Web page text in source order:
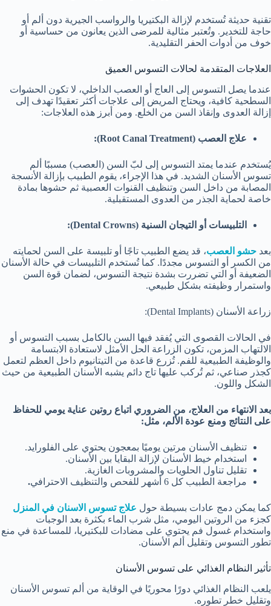
تقنية حديثة تُستخدم لإزالة البكتيريا والرواسب الجيرية دون ألم أو
حاجة للتخدير. وتُعتبر مثالية للمرضى الذين يعانون من حساسية أو
خوف من أدوات الحفر التقليدية.
العلاجات المتقدمة لحالات التسوس العميق
عندما يصل التسوس إلى العاج أو العصب الداخلي، لا تكون الحشوات
السطحية كافية، ويحتاج المريض إلى علاجات أكثر تعقيدًا تهدف إلى
إزالة العدوى وإنقاذ السن من الخلع. ومن أبرز هذه العلاجات:
علاج العصب (Root Canal Treatment):
يُستخدم عندما يمتد التسوس إلى لبّ السن (العصب) مسببًا ألم
تسوس الأسنان الشديد. في هذا الإجراء، يقوم الطبيب بإزالة الأنسجة
المصابة من داخل السن وتنظيف القنوات العصبية ثم حشوها بمادة
خاصة لحماية الجذر من العدوى المستقبلية.
التلبيسات أو التيجان السنية (Dental Crowns):
بعد حشو العصب، قد يضع الطبيب تاجًا أو تلبيسة على السن لحمايته
من الكسر أو التسوس مجددًا. كما تُستخدم التلبيسات في حالة الأسنان
الضعيفة أو التي تضررت بشدة نتيجة التسوس، لضمان قوة السن
واستمرار وظيفته بشكل طبيعي.
زراعة الأسنان (Dental Implants):
في الحالات القصوى التي يُفقد فيها السن بالكامل بسبب التسوس أو
الالتهاب المزمن، تكون الزراعة الحل الأمثل لاستعادة الابتسامة
والوظيفة الطبيعية للفم. تُزرع قاعدة من التيتانيوم داخل العظم لتعمل
كجذر صناعي، ثم تُركب عليها تاج دائم يشبه الأسنان الطبيعية من حيث
الشكل واللون.
بعد الانتهاء من العلاج، من الضروري اتباع روتين عناية يومي للحفاظ
على النتائج ومنع عودة الألم، مثل:
تنظيف الأسنان مرتين يوميًا بمعجون يحتوي على الفلورايد.
استخدام خيط الأسنان لإزالة البقايا بين الأسنان.
تقليل تناول الحلويات والمشروبات الغازية.
مراجعة الطبيب كل 6 أشهر للفحص والتنظيف الاحترافي
.
كما يمكن دمج عادات بسيطة حول علاج تسوس الاسنان في المنزل
كجزء من الروتين اليومي، مثل شرب الماء بكثرة بعد الوجبات
واستخدام غسول فم يحتوي على مضادات للبكتيريا، للمساعدة في منع
تطور التسوس وتقليل ألم الأسنان.
تأثير النظام الغذائي على تسوس الأسنان
يلعب النظام الغذائي دورًا محوريًا في الوقاية من ألم تسوس الأسنان
وتقليل خطر تطوره.